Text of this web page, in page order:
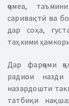
ҷомеа,
саривақтӣ ва
дар соҳа,
таҳкими
Дар фарҷоми
радиои назди
назардошти
татбиқи